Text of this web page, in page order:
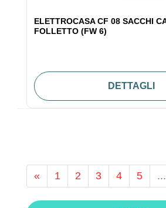
ELETTROCASA CF 08 SACCHI
FOLLETTO (FW 6)
DETTAGLI
« 1 2 3 4 5 ...